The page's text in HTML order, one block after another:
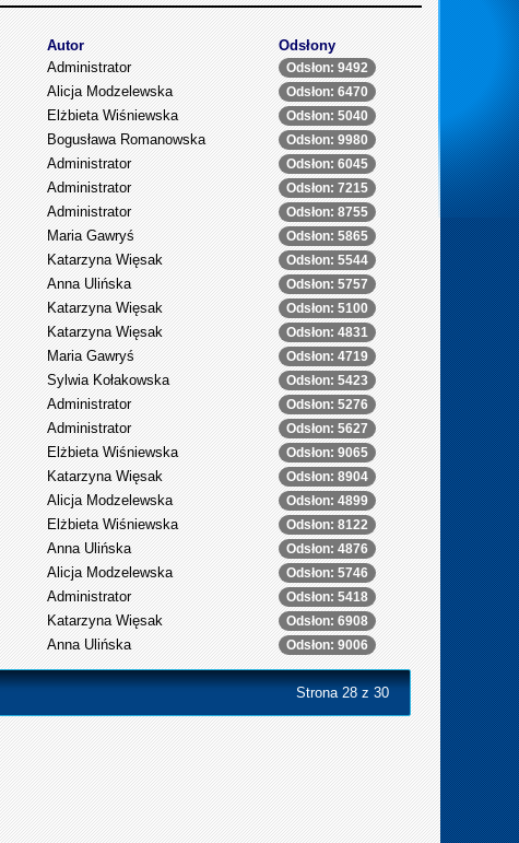
Autor
Odsłony
Administrator Odsłon: 9492
Alicja Modzelewska Odsłon: 6470
Elżbieta Wiśniewska Odsłon: 5040
Bogusława Romanowska Odsłon: 9980
Administrator Odsłon: 6045
Administrator Odsłon: 7215
Administrator Odsłon: 8755
Maria Gawryś Odsłon: 5865
Katarzyna Więsak Odsłon: 5544
Anna Ulińska Odsłon: 5757
Katarzyna Więsak Odsłon: 5100
Katarzyna Więsak Odsłon: 4831
Maria Gawryś Odsłon: 4719
Sylwia Kołakowska Odsłon: 5423
Administrator Odsłon: 5276
Administrator Odsłon: 5627
Elżbieta Wiśniewska Odsłon: 9065
Katarzyna Więsak Odsłon: 8904
Alicja Modzelewska Odsłon: 4899
Elżbieta Wiśniewska Odsłon: 8122
Anna Ulińska Odsłon: 4876
Alicja Modzelewska Odsłon: 5746
Administrator Odsłon: 5418
Katarzyna Więsak Odsłon: 6908
Anna Ulińska Odsłon: 9006
Strona 28 z 30